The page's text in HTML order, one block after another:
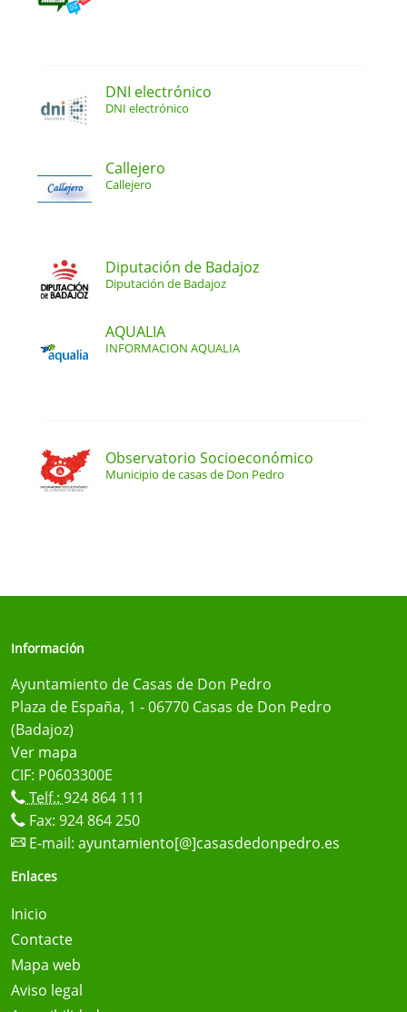
DNI electrónico
DNI electrónico
Callejero
Callejero
Diputación de Badajoz
Diputación de Badajoz
AQUALIA
INFORMACION AQUALIA
Observatorio Socioeconómico
Municipio de casas de Don Pedro
Información
Ayuntamiento de Casas de Don Pedro
Plaza de España, 1 - 06770 Casas de Don Pedro
(Badajoz)
Ver mapa
CIF: P0603300E
Telf.: 924 864 111
Fax: 924 864 250
E-mail: ayuntamiento[@]casasdedonpedro.es
Enlaces
Inicio
Contacte
Mapa web
Aviso legal